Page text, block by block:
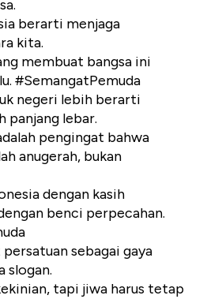
berarti menjaga
kita.
membuat bangsa ini
#SemangatPemuda
negeri lebih berarti
panjang lebar.
pengingat bahwa
anugerah, bukan
dengan kasih
benci perpecahan.
sebagai gaya
slogan.
tapi jiwa harus tetap